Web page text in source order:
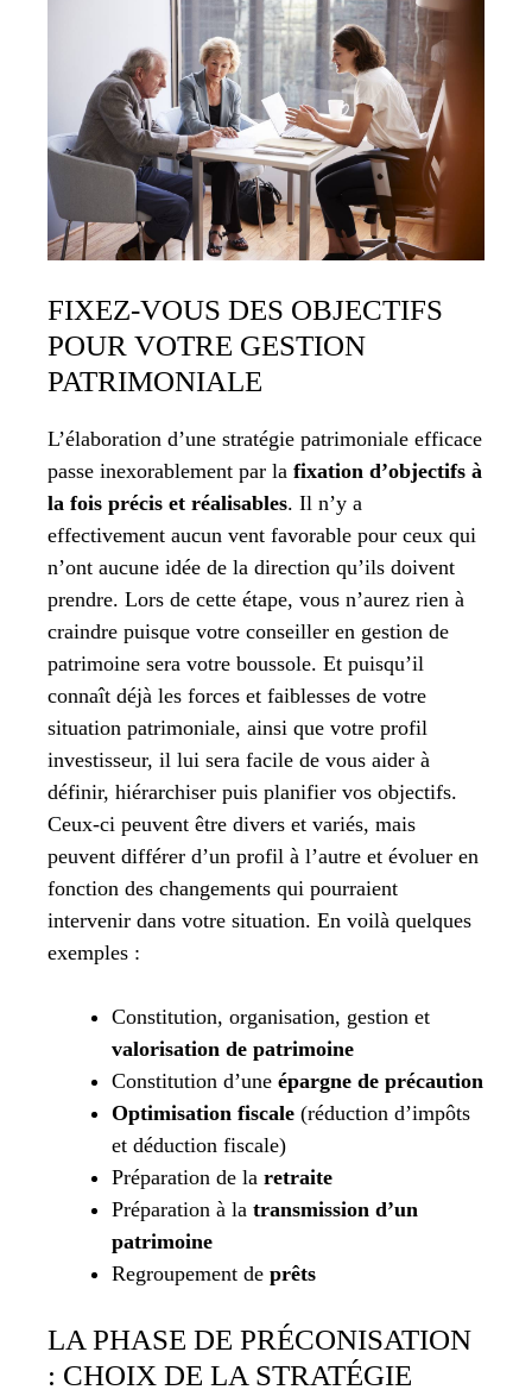
FIXEZ-VOUS DES OBJECTIFS
POUR VOTRE GESTION
PATRIMONIALE
L’élaboration d’une stratégie patrimoniale efficace
passe inexorablement par la fixation d’objectifs à
la fois précis et réalisables. Il n’y a
effectivement aucun vent favorable pour ceux qui
n’ont aucune idée de la direction qu’ils doivent
prendre. Lors de cette étape, vous n’aurez rien à
craindre puisque votre conseiller en gestion de
patrimoine sera votre boussole. Et puisqu’il
connaît déjà les forces et faiblesses de votre
situation patrimoniale, ainsi que votre profil
investisseur, il lui sera facile de vous aider à
définir, hiérarchiser puis planifier vos objectifs.
Ceux-ci peuvent être divers et variés, mais
peuvent différer d’un profil à l’autre et évoluer en
fonction des changements qui pourraient
intervenir dans votre situation. En voilà quelques
exemples :
Constitution, organisation, gestion et
valorisation de patrimoine
Constitution d’une épargne de précaution
Optimisation fiscale (réduction d’impôts
et déduction fiscale)
Préparation de la retraite
Préparation à la transmission d’un
patrimoine
Regroupement de prêts
LA PHASE DE PRÉCONISATION
: CHOIX DE LA STRATÉGIE